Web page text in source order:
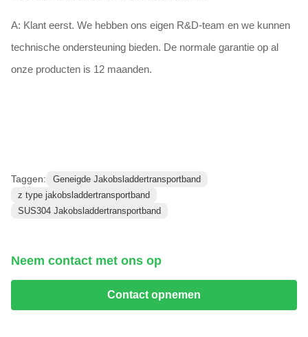
A: Klant eerst. We hebben ons eigen R&D-team en we kunnen
technische ondersteuning bieden. De normale garantie op al
onze producten is 12 maanden.
Taggen:
Geneigde Jakobsladdertransportband
z type jakobsladdertransportband
SUS304 Jakobsladdertransportband
Neem contact met ons op
Contact opnemen